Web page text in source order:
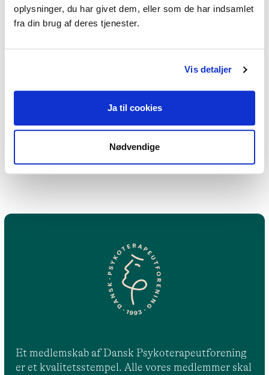
oplysninger, du har givet dem, eller som de har indsamlet
fra din brug af deres tjenester.
Vis detaljer
Ja til cookies
Nødvendige
Jeg praktiserer følgende
Eksistentiel terapi,
Neuroaffektiv terapi,
Gestaltterapi, Familieterapi,
Narrativ terapi
Et medlemskab af Dansk Psykoterapeutforening
er et kvalitetsstempel. Alle vores medlemmer skal